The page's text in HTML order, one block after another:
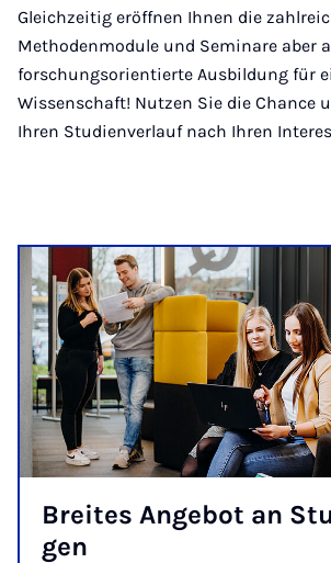
Gleichzeitig eröffnen Ihnen die
Methodenmodule und Seminare aber
forschungsorientierte Ausbildung für
Wissenschaft! Nutzen Sie die Chance
Ihren Studienverlauf nach Ihren
Brei­tes An­ge­bot an
gen